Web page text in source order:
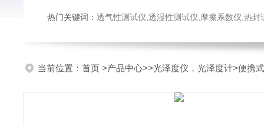
热门关键词： 透气性测试仪,透湿性测试仪,摩擦系数仪,热封试验仪,
当前位置： 首页 >产品中心>>光泽度仪，光泽度计>便携